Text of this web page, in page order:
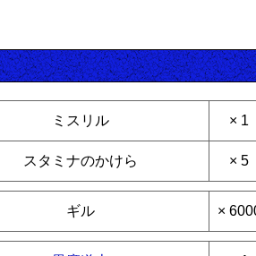
ミスリル × 1
スタミナのかけら × 5
ギル ×